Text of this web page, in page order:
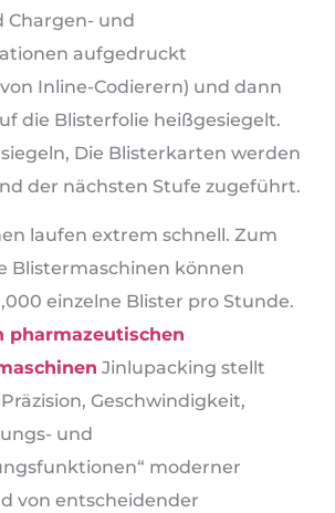
Chargen- und
aufgedruckt
Inline-Codierern) und dann
die Blisterfolie heißgesiegelt.
Die Blisterkarten werden
der nächsten Stufe zugeführt.
laufen extrem schnell. Zum
Blistermaschinen können
einzelne Blister pro Stunde.
pharmazeutischen
Jinlupacking stellt
Geschwindigkeit,
und
moderner
von entscheidender